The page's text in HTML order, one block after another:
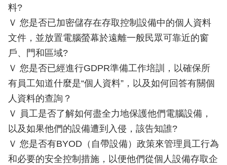
料?
Ｖ 您是否已加密儲存在存取控制設備中的個人資料
文件，並放置電腦螢幕於遠離一般民眾可靠近的窗
戶、門和區域?
Ｖ 您是否已經進行GDPR準備工作培訓，以確保所
有員工知道什麼是“個人資料”，以及如何回答有關個
人資料的查詢？
Ｖ 員工是否了解如何盡全力地保護他們電腦設備，
以及如果他們的設備遭到入侵，該告知誰?
Ｖ 您是否有BYOD（自帶設備）政策來管理員工行為
和必要的安全控制措施，以便他們從個人設備存取企